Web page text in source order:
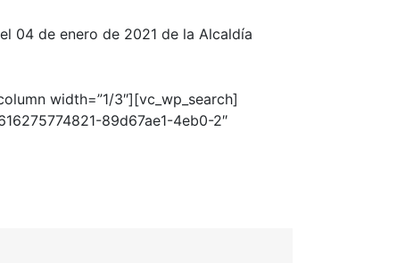
04 de enero de 2021 de la Alcaldía
width=”1/3″][vc_wp_search]
89d67ae1-4eb0-2″